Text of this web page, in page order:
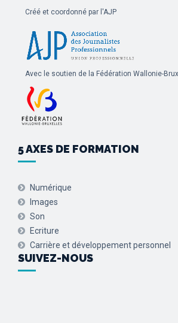
Créé et coordonné par l'AJP
Avec le soutien de la Fédération Wallonie-
5 AXES DE FORMATION
Numérique
Images
Son
Ecriture
Carrière et développement personnel
SUIVEZ-NOUS